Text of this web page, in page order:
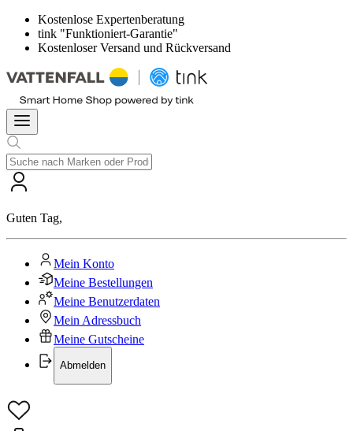
Kostenlose Expertenberatung
tink "Funktioniert-Garantie"
Kostenloser Versand und Rückversand
Guten Tag,
Mein Konto
Meine Bestellungen
Meine Benutzerdaten
Mein Adressbuch
Meine Gutscheine
Abmelden